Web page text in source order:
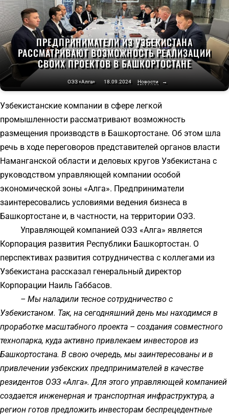
ПРЕДПРИНИМАТЕЛИ ИЗ УЗБЕКИСТАНА
РАССМАТРИВАЮТ ВОЗМОЖНОСТЬ РЕАЛИЗАЦИИ
СВОИХ ПРОЕКТОВ В БАШКОРТОСТАНЕ
ОЭЗ «Алга» 18.09.2024 Новости →
Узбекистанские компании в сфере легкой
промышленности рассматривают возможность
размещения производств в Башкортостане. Об этом шла
речь в ходе переговоров представителей органов власти
Наманганской области и деловых кругов Узбекистана с
руководством управляющей компании особой
экономической зоны «Алга». Предприниматели
заинтересовались условиями ведения бизнеса в
Башкортостане и, в частности, на территории ОЭЗ.
Управляющей компанией ОЭЗ «Алга» является
Корпорация развития Республики Башкортостан. О
перспективах развития сотрудничества с коллегами из
Узбекистана рассказал генеральный директор
Корпорации Наиль Габбасов.
– Мы наладили тесное сотрудничество с
Узбекистаном. Так, на сегодняшний день мы находимся в
проработке масштабного проекта – создания совместного
технопарка, куда активно привлекаем инвесторов из
Башкортостана. В свою очередь, мы заинтересованы и в
привлечении узбекских предпринимателей в качестве
резидентов ОЭЗ «Алга». Для этого управляющей компанией
создается инженерная и транспортная инфраструктура, а
регион готов предложить инвесторам беспрецедентные